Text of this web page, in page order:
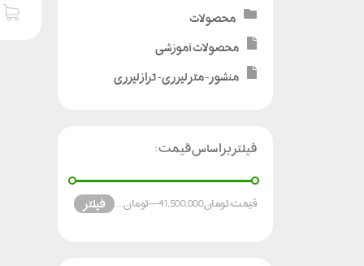
محصولات
محصولات آموزشی
منشور - متر لیزری - تراز لیزری
فیلتر براساس قیمت :
فیلتر قیمت:تومان 41,500,000 —تومان 106,000,000